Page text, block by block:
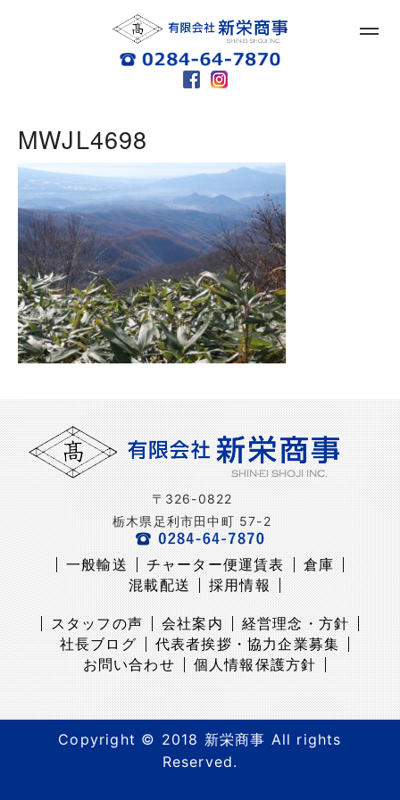
MWJL4698
〒326-0822
栃木県足利市田中町 57-2
一般輸送 チャーター便運賃表
倉庫
混載配送
採用情報
スタッフの声 会社案内
経営理念・方針
社長ブログ
代表者挨拶・協力企業募集
お問い合わせ
個人情報保護方針
Copyright © 2018 新栄商事 All rights
Reserved.